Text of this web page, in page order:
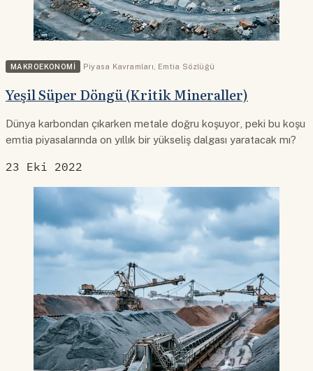
MAKROEKONOMI Piyasa Kavramları Emtia Sözlüğü
Yeşil Süper Döngü (Kritik Mineraller)
Dünya karbondan çıkarken metale doğru koşuyor, peki bu koşu
emtia piyasalarında on yıllık bir yükseliş dalgası yaratacak mı?
23 Eki 2022